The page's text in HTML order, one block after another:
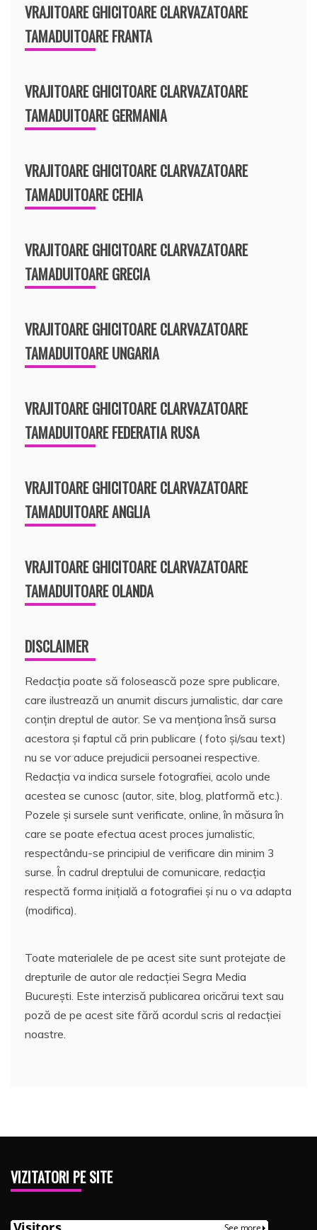
VRAJITOARE GHICITOARE CLARVAZATOARE
TAMADUITOARE FRANTA
VRAJITOARE GHICITOARE CLARVAZATOARE
TAMADUITOARE GERMANIA
VRAJITOARE GHICITOARE CLARVAZATOARE
TAMADUITOARE CEHIA
VRAJITOARE GHICITOARE CLARVAZATOARE
TAMADUITOARE GRECIA
VRAJITOARE GHICITOARE CLARVAZATOARE
TAMADUITOARE UNGARIA
VRAJITOARE GHICITOARE CLARVAZATOARE
TAMADUITOARE FEDERATIA RUSA
VRAJITOARE GHICITOARE CLARVAZATOARE
TAMADUITOARE ANGLIA
VRAJITOARE GHICITOARE CLARVAZATOARE
TAMADUITOARE OLANDA
DISCLAIMER
Redacția poate să folosească poze spre publicare,
care ilustrează un anumit discurs jurnalistic, dar care
conțin dreptul de autor. Se va menționa însă sursa
acestora și faptul că prin publicare ( foto și/sau text)
nu se vor aduce prejudicii persoanei respective.
Redacția va indica sursele fotografiei, acolo unde
acestea se cunosc (autor, site, blog, platformă etc.).
Pozele și sursele sunt verificate, online, în măsura în
care se poate efectua acest proces jurnalistic,
respectându-se principiul de verificare din minim 3
surse. În cadrul dreptului de comunicare, redacția
respectă forma inițială a fotografiei și nu o va adapta
(modifica).
Toate materialele de pe acest site sunt protejate de
drepturile de autor ale redacției Segra Media
București. Este interzisă publicarea oricărui text sau
poză de pe acest site fără acordul scris al redacției
noastre.
VIZITATORI PE SITE